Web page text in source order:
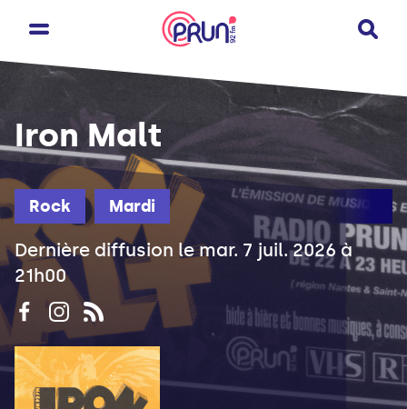
Rock Mardi
Iron Malt
Dernière diffusion le mar. 7 juil. 2026 à
21h00